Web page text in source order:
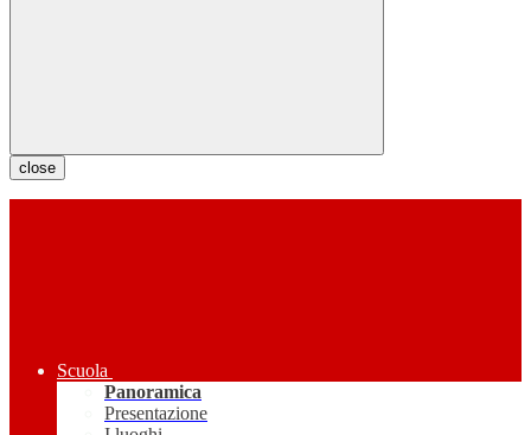
close
Scuola
Panoramica
Presentazione